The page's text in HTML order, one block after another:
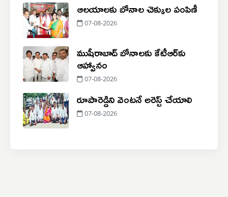
ఆలయాలకు బోనాల చెక్కుల పంపిణీ
07-08-2026
ముషీరాబాద్ బోనాలకు కేటీఆర్‌కు
ఆహ్వానం
07-08-2026
రూపారెడ్డిని వెంటనే అరెస్ట్ చేయాలి
07-08-2026